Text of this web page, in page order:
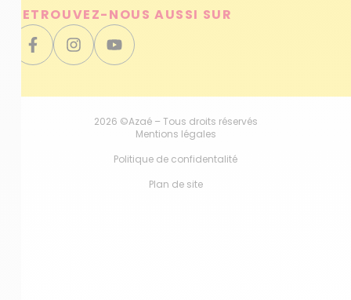
RETROUVEZ-NOUS AUSSI SUR
2026 ©Azaé – Tous droits réservés
Mentions légales
Politique de confidentalité
Plan de site